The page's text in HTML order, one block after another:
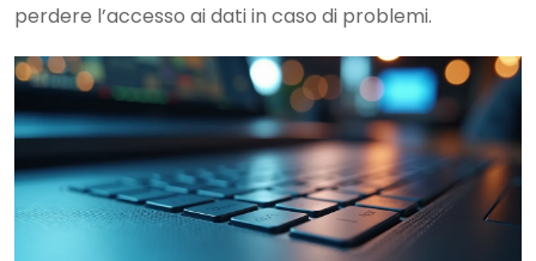
perdere l’accesso ai dati in caso di problemi.